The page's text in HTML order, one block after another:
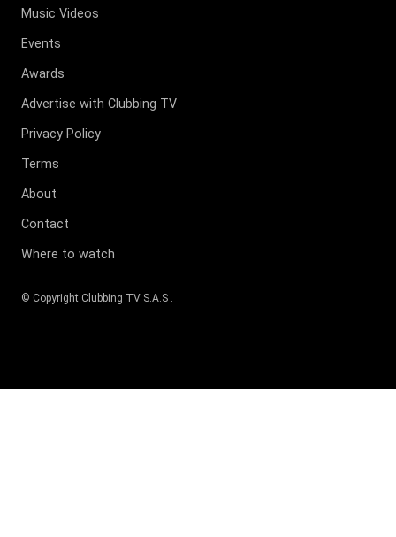
Music Videos
Events
Awards
Advertise with Clubbing TV
Privacy Policy
Terms
About
Contact
Where to watch
© Copyright Clubbing TV S.A.S .